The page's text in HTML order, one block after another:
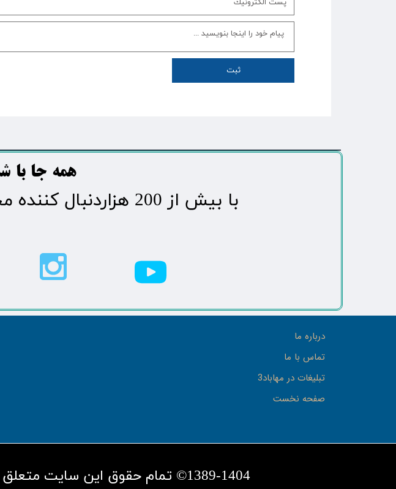
ثبت
1389-1404© تمام حقوق این سایت متعلق به پایگاه خبری
درباره ما
تماس با ما
تبلیغات در مهاباد3
صفحه نخست
​​​همه جا با
​با بیش از 200 هزاردنبال کننده محبوب ترین رسانه مردمی شهر مهاباد​​​​​​​​​​​​​​